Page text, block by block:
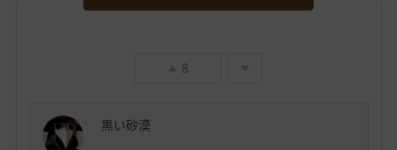
8
黒い砂漠